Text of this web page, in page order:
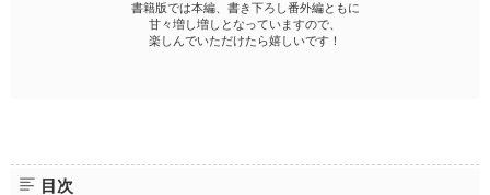
書籍版では本編、書き下ろし番外編ともに
甘々増し増しとなっていますので、
楽しんでいただけたら嬉しいです！
目次